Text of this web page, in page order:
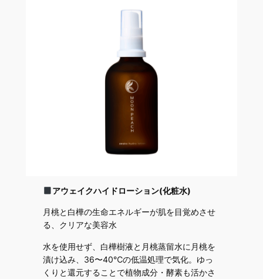
アウェイクハイドローション(化粧水)
月桃と白樺の生命エネルギーが肌を目覚めさせ
る、クリアな美容水
水を使用せず、白樺樹液と月桃蒸留水に月桃を
漬け込み、36〜40℃の低温処理で気化。ゆっ
くりと還元することで植物成分・酵素も活かさ